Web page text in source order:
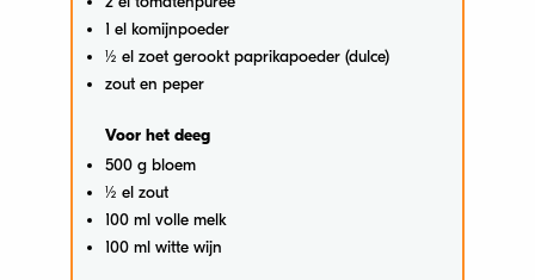
1 el komijnpoeder
½ el zoet gerookt paprikapoeder (dulce)
zout en peper
Voor het deeg
500 g bloem
½ el zout
100 ml volle melk
100 ml witte wijn